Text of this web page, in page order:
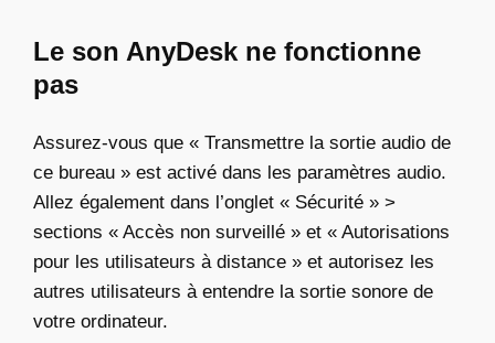
Le son AnyDesk ne fonctionne
pas
Assurez-vous que « Transmettre la sortie audio de
ce bureau » est activé dans les paramètres audio.
Allez également dans l’onglet « Sécurité » >
sections « Accès non surveillé » et « Autorisations
pour les utilisateurs à distance » et autorisez les
autres utilisateurs à entendre la sortie sonore de
votre ordinateur.